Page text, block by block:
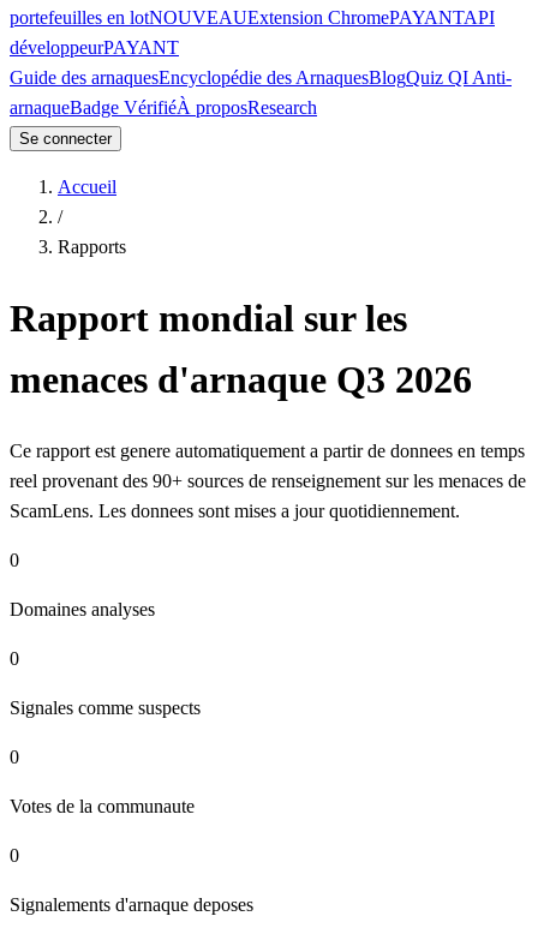
portefeuilles en lotNOUVEAUExtension ChromePAYANTAPI
développeurPAYANT
Guide des arnaquesEncyclopédie des ArnaquesBlogQuiz QI Anti-
arnaqueBadge VérifiéÀ proposResearch
Se connecter
Accueil
/
Rapports
Rapport mondial sur les
menaces d'arnaque Q3 2026
Ce rapport est genere automatiquement a partir de donnees en temps
reel provenant des 90+ sources de renseignement sur les menaces de
ScamLens. Les donnees sont mises a jour quotidiennement.
0
Domaines analyses
0
Signales comme suspects
0
Votes de la communaute
0
Signalements d'arnaque deposes